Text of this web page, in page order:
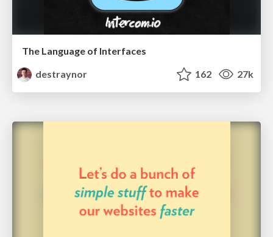
The Language of Interfaces
destraynor
162 27k